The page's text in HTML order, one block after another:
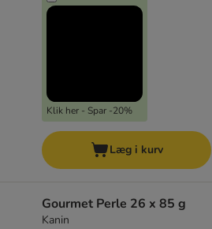
Klik her - Spar -20%
Læg i kurv
Gourmet Perle 26 x 85 g
Kanin